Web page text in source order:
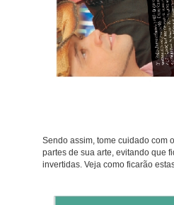
Sendo assim, tome cuidado com
partes de sua arte, evitando que
invertidas. Veja como ficarão